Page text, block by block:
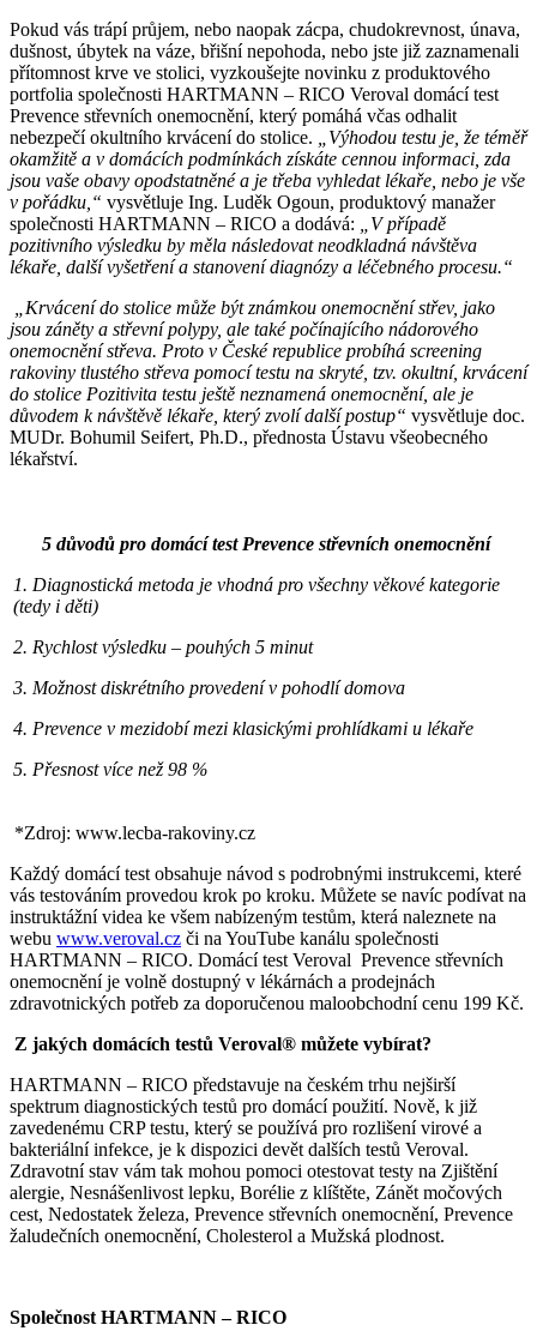
Pokud vás trápí průjem, nebo naopak zácpa, chudokrevnost, únava,
dušnost, úbytek na váze, břišní nepohoda, nebo jste již zaznamenali
přítomnost krve ve stolici, vyzkoušejte novinku z produktového
portfolia společnosti HARTMANN – RICO Veroval domácí test
Prevence střevních onemocnění, který pomáhá včas odhalit
nebezpečí okultního krvácení do stolice.
„Výhodou testu je, že téměř
okamžitě a v domácích podmínkách získáte cennou informaci, zda
jsou vaše obavy opodstatněné a je třeba vyhledat lékaře, nebo je vše
v pořádku,“ vysvětluje Ing. Luděk Ogoun, produktový manažer
společnosti HARTMANN – RICO a dodává:
„V případě
pozitivního výsledku by měla následovat neodkladná návštěva
lékaře, další vyšetření a stanovení diagnózy a léčebného procesu.“
„Krvácení do stolice může být známkou onemocnění střev, jako
jsou záněty a střevní polypy, ale také počínajícího nádorového
onemocnění střeva. Proto v České republice probíhá screening
rakoviny tlustého střeva pomocí testu na skryté, tzv. okultní, krvácení
do stolice Pozitivita testu ještě neznamená onemocnění, ale je
důvodem k návštěvě lékaře, který zvolí další postup“ vysvětluje doc.
MUDr. Bohumil Seifert, Ph.D., přednosta Ústavu všeobecného
lékařství.
5 důvodů pro domácí test Prevence střevních onemocnění
1. Diagnostická metoda je vhodná pro všechny věkové kategorie
(tedy i děti)
2. Rychlost výsledku – pouhých 5 minut
3. Možnost diskrétního provedení v pohodlí domova
4. Prevence v mezidobí mezi klasickými prohlídkami u lékaře
5. Přesnost více než 98 %
*Zdroj: www.lecba-rakoviny.cz
Každý domácí test obsahuje návod s podrobnými instrukcemi, které
vás testováním provedou krok po kroku. Můžete se navíc podívat na
instruktážní videa ke všem nabízeným testům, která naleznete na
webu www.veroval.cz či na YouTube kanálu společnosti
HARTMANN – RICO. Domácí test Veroval Prevence střevních
onemocnění je volně dostupný v lékárnách a prodejnách
zdravotnických potřeb za doporučenou maloobchodní cenu 199 Kč.
Z jakých domácích testů Veroval® můžete vybírat?
HARTMANN – RICO představuje na českém trhu nejširší
spektrum diagnostických testů pro domácí použití. Nově, k již
zavedenému CRP testu, který se používá pro rozlišení virové a
bakteriální infekce, je k dispozici devět dalších testů Veroval.
Zdravotní stav vám tak mohou pomoci otestovat testy na Zjištění
alergie, Nesnášenlivost lepku, Borélie z klíštěte, Zánět močových
cest, Nedostatek železa, Prevence střevních onemocnění, Prevence
žaludečních onemocnění, Cholesterol a Mužská plodnost.
Společnost HARTMANN – RICO